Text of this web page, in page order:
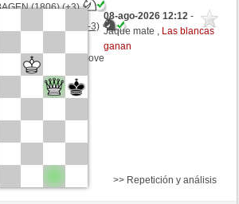
(1806) (+3)
(1441) (-3)
side + 0 seconds/move
08-ago-2026 12:12-
Jaque mate , Las blancas
ganan
>> Repetición y análisis